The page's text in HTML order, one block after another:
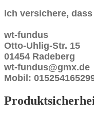
Ich versichere,
wt-fundus
Otto-Uhlig-Str. 15
01454 Radeberg
wt-fundus@gmx.de
Mobil: